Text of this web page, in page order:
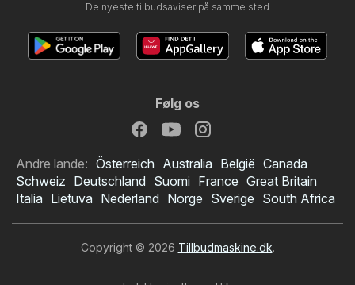
De nyeste tilbudsaviser på samme sted
Følg os
Andre lande: Österreich Australia België Canada
Schweiz Deutschland Suomi France Great Britain
Italia Lietuva Nederland Norge Sverige South Africa
Copyright © 2026 Tillbudmaskine.dk.